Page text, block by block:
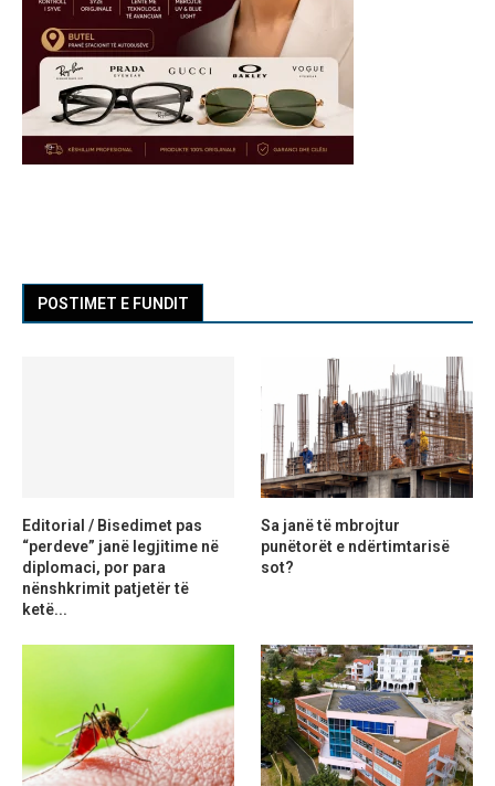
POSTIMET E FUNDIT
Editorial / Bisedimet pas
“perdeve” janë legjitime në
diplomaci, por para
nënshkrimit patjetër të
ketë...
Sa janë të mbrojtur
punëtorët e ndërtimtarisë
sot?